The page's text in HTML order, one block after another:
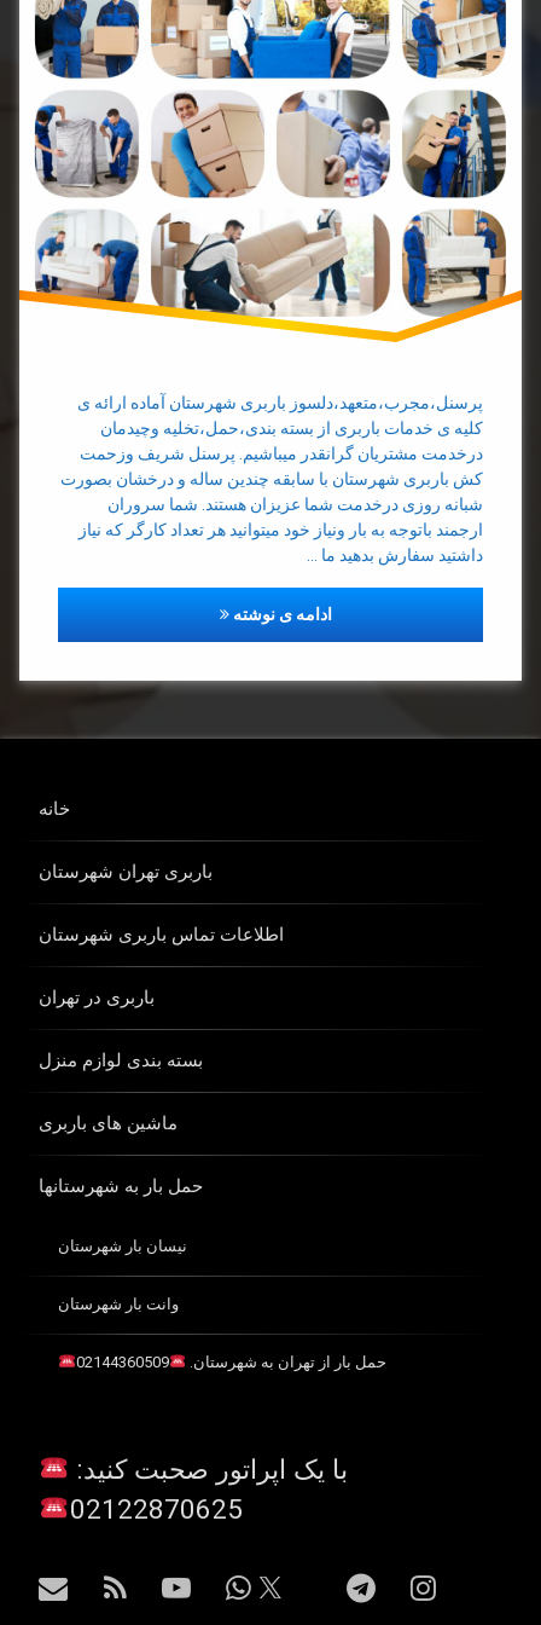
پرسنل،مجرب،متعهد،دلسوز باربری شهرستان آماده ارائه ی
کلیه ی خدمات باربری از بسته بندی،حمل،تخلیه وچیدمان
درخدمت مشتریان گرانقدر میباشیم. پرسنل شریف وزحمت
کش باربری شهرستان با سابقه چندین ساله و درخشان بصورت
شبانه روزی درخدمت شما عزیزان هستند. شما سروران
ارجمند باتوجه به بار ونیاز خود میتوانید هر تعداد کارگر که نیاز
داشتید سفارش بدهید ما …
ادامه ی نوشتهدارای پرسنل مجرب حمل بار
کارگر
باربری
کارگر
تخلیه
بار
کارگر
حمل
بار
خانه
باربری تهران شهرستان
اطلاعات تماس باربری شهرستان
باربری در تهران
بسته بندی لوازم منزل
ماشین های باربری
حمل بار به شهرستانها
نیسان بار شهرستان
وانت بار شهرستان
حمل بار از تهران به شهرستان. 02144360509
با یک اپراتور صحبت کنید:
02122870625
اینستاگرام
تلگرام واتس آپیوتیوبآر اس